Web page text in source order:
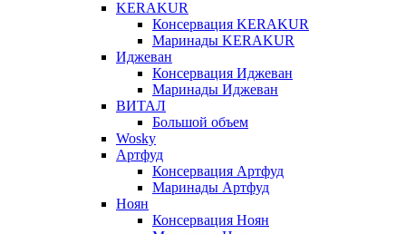
KERAKUR
Консервация KERAKUR
Маринады KERAKUR
Иджеван
Консервация Иджеван
Маринады Иджеван
ВИТАЛ
Большой объем
Wosky
Артфуд
Консервация Артфуд
Маринады Артфуд
Ноян
Консервация Ноян